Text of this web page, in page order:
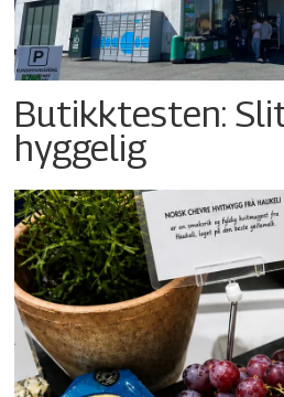
Butikktesten:
hyggelig